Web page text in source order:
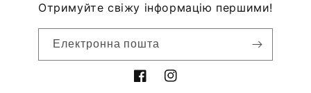
Отримуйте свіжу інформацію першими!
Електронна пошта